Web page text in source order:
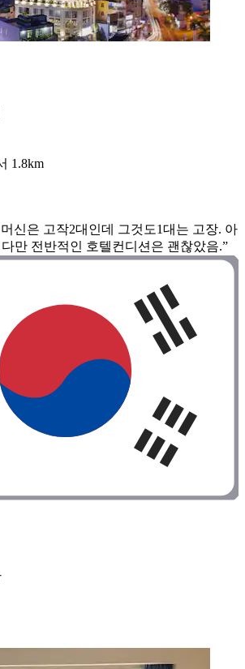
1.8km
신은 고작2대인데 그것도1대는 고장. 아
만 전반적인 호텔컨디션은 괜찮았음.”